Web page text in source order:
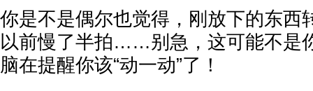
你是不是偶尔也觉得，刚放下的东西
以前慢了半拍……别急，这可能不是
脑在提醒你该“动一动”了！